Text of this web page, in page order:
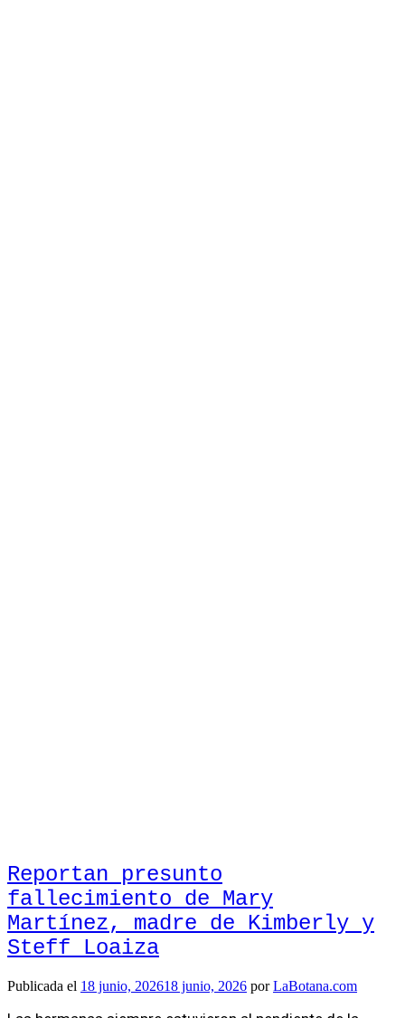
Reportan presunto
fallecimiento de Mary
Martínez, madre de Kimberly y
Steff Loaiza
Publicada el 18 junio, 202618 junio, 2026 porLaBotana.com